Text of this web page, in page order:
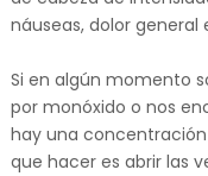
náuseas, dolor
Si en algún momento
por monóxido o nos
hay una
que hacer es abrir las